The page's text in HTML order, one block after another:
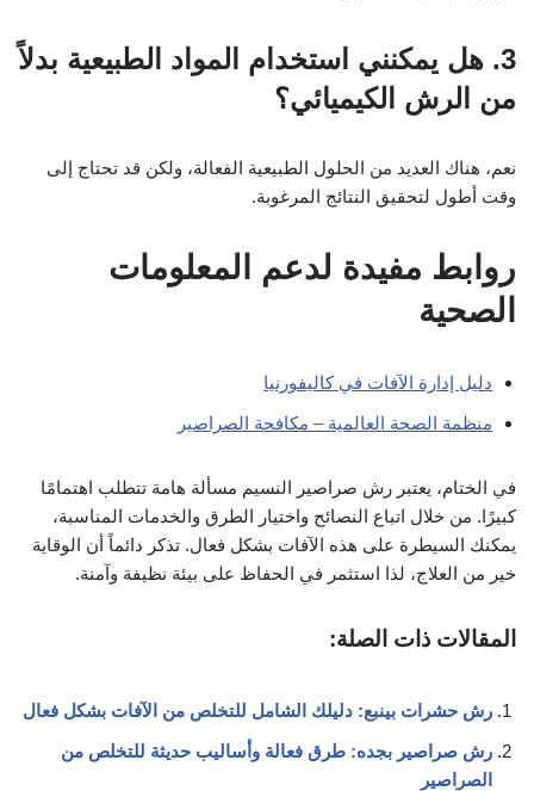
3. هل يمكنني استخدام المواد الطبيعية بدلاً
من الرش الكيميائي؟
نعم، هناك العديد من الحلول الطبيعية الفعالة، ولكن قد تحتاج إلى
وقت أطول لتحقيق النتائج المرغوبة.
روابط مفيدة لدعم المعلومات
الصحية
دليل إدارة الآفات في كاليفورنيا
منظمة الصحة العالمية – مكافحة الصراصير
في الختام، يعتبر رش صراصير النسيم مسألة هامة تتطلب اهتمامًا
كبيرًا. من خلال اتباع النصائح واختيار الطرق والخدمات المناسبة،
يمكنك السيطرة على هذه الآفات بشكل فعال. تذكر دائماً أن الوقاية
خير من العلاج، لذا استثمر في الحفاظ على بيئة نظيفة وآمنة.
المقالات ذات الصلة:
رش حشرات بينبع: دليلك الشامل للتخلص من الآفات بشكل فعال
رش صراصير بجده: طرق فعالة وأساليب حديثة للتخلص من
الصراصير